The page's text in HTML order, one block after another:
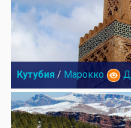
Кутубия / Марокко